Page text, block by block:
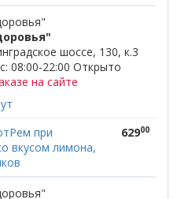
шоссе, 130, к.3
08:00-22:00 Открыто
на сайте
при
вкусом лимона,
62900